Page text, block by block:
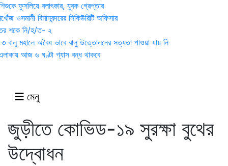
ফুসলিয়ে বলাৎকার, যুবক গ্রেপ্তার
ওসমানী বিমানবন্দরের সিকিউরিটি অফিসার
শকে নি/হ/ত- ২
বালু মহালে অবৈধ ভাবে বালু উত্তোলনের সত্যতা পাওয়া যায় নি
আজ ৬ ঘণ্টা গ্যাস বন্ধ থাকবে
মেনু
জুড়ীতে কোভিড-১৯ সুরক্ষা বুথের
উদ্বোধন